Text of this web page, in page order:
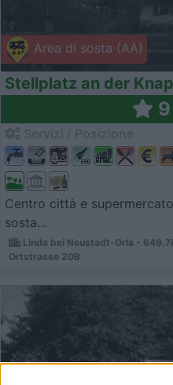
Area di sosta (AA)
Stellplatz an der
9
Centro città e
sosta...
Linda bei Neustadt-Orla -
Ortstrasse 20B